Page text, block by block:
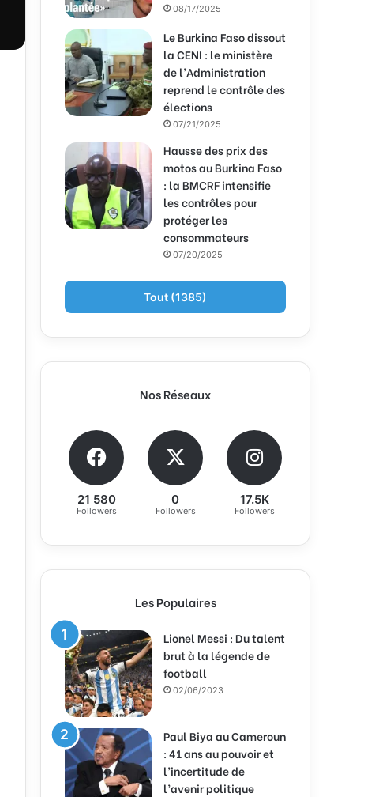
08/17/2025
Le Burkina Faso dissout
la CENI : le ministère
de l’Administration
reprend le contrôle des
élections
07/21/2025
Hausse des prix des
motos au Burkina Faso
: la BMCRF intensifie
les contrôles pour
protéger les
consommateurs
07/20/2025
Tout (1385)
Nos Réseaux
21 580
Followers
0
Followers
17.5K
Followers
Les Populaires
Lionel Messi : Du talent
brut à la légende de
football
02/06/2023
Paul Biya au Cameroun
: 41 ans au pouvoir et
l’incertitude de
l’avenir politique